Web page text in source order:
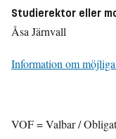
Studierektor eller
Åsa Järnvall
Information om
VOF = Valbar /